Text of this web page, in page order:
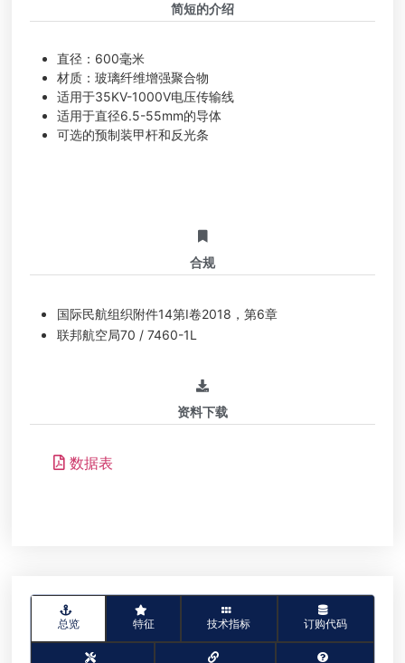
简短的介绍
直径：600毫米
材质：玻璃纤维增强聚合物
适用于35KV-1000V电压传输线
适用于直径6.5-55mm的导体
可选的预制装甲杆和反光条
合规
国际民航组织附件14第I卷2018，第6章
联邦航空局70 / 7460-1L
资料下载
数据表
总览 特征 技术指标 订购代码